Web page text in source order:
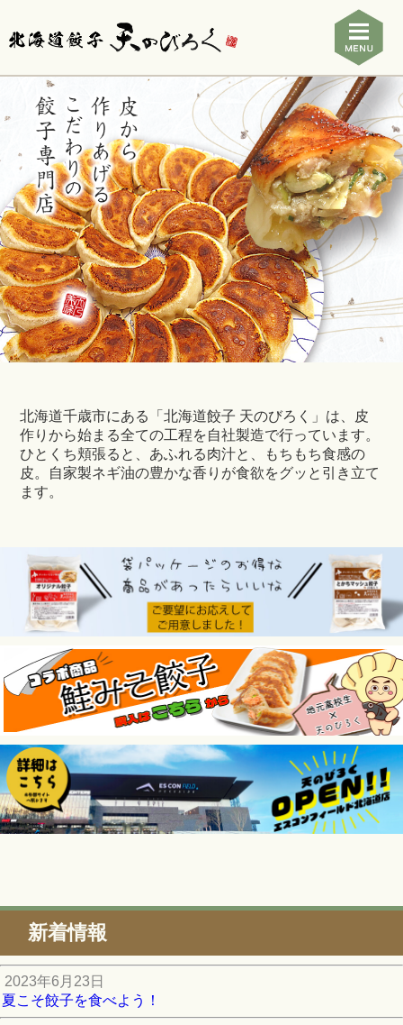
北海道千歳市にある「北海道餃子 天のびろく」は、皮
作りから始まる全ての工程を自社製造で行っています。
ひとくち頬張ると、あふれる肉汁と、もちもち食感の
皮。自家製ネギ油の豊かな香りが食欲をグッと引き立て
ます。
新着情報
2023年6月23日
夏こそ餃子を食べよう！